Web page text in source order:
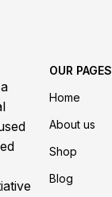
OUR PAGES
Home
About us
Shop
Blog